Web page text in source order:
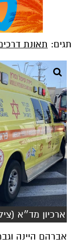
תגים: תאונת
ארכיון מד״א
אברהם היינה